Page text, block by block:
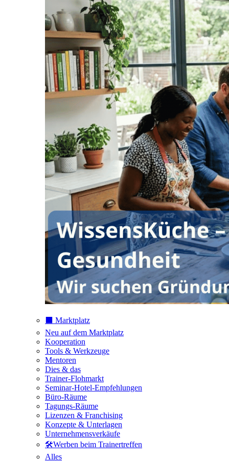
⬛️ Marktplatz
Neu auf dem Marktplatz
Kooperation
Tools & Werkzeuge
Mentoren
Dies & das
Trainer-Flohmarkt
Seminar-Hotel-Empfehlungen
Büro-Räume
Tagungs-Räume
Lizenzen & Franchising
Konzepte & Unterlagen
Unternehmensverkäufe
🛠️Werben beim Trainertreffen
Alles